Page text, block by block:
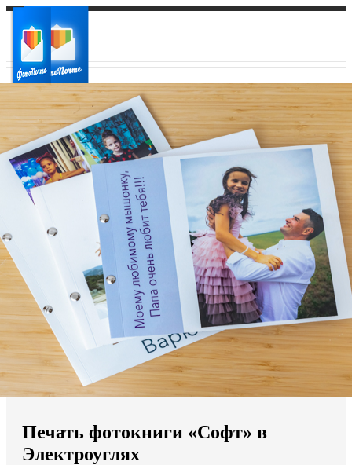
Ваш город:
Ваш регион доставки
Выберите из списка:
Мы доставляем по всему миру
Продолжить без города
Печать фотокниги «Софт» в
Электроуглях